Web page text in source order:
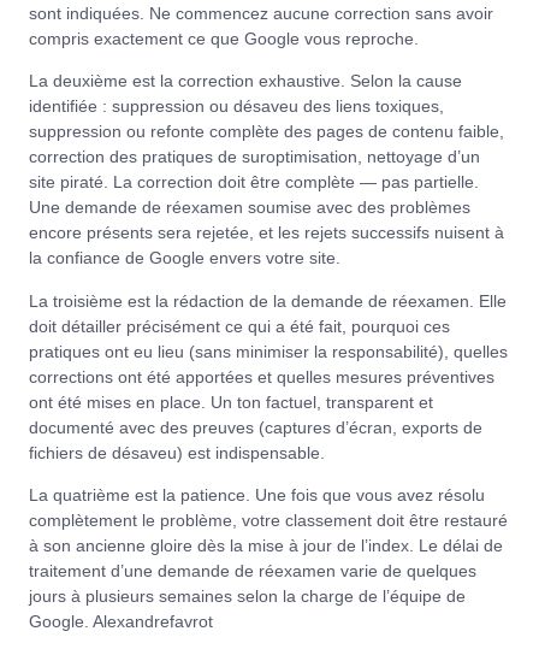
sont indiquées. Ne commencez aucune correction sans avoir
compris exactement ce que Google vous reproche.
La deuxième est la correction exhaustive. Selon la cause
identifiée : suppression ou désaveu des liens toxiques,
suppression ou refonte complète des pages de contenu faible,
correction des pratiques de suroptimisation, nettoyage d’un
site piraté. La correction doit être complète — pas partielle.
Une demande de réexamen soumise avec des problèmes
encore présents sera rejetée, et les rejets successifs nuisent à
la confiance de Google envers votre site.
La troisième est la rédaction de la demande de réexamen. Elle
doit détailler précisément ce qui a été fait, pourquoi ces
pratiques ont eu lieu (sans minimiser la responsabilité), quelles
corrections ont été apportées et quelles mesures préventives
ont été mises en place. Un ton factuel, transparent et
documenté avec des preuves (captures d’écran, exports de
fichiers de désaveu) est indispensable.
La quatrième est la patience. Une fois que vous avez résolu
complètement le problème, votre classement doit être restauré
à son ancienne gloire dès la mise à jour de l’index. Le délai de
traitement d’une demande de réexamen varie de quelques
jours à plusieurs semaines selon la charge de l’équipe de
Google. Alexandrefavrot